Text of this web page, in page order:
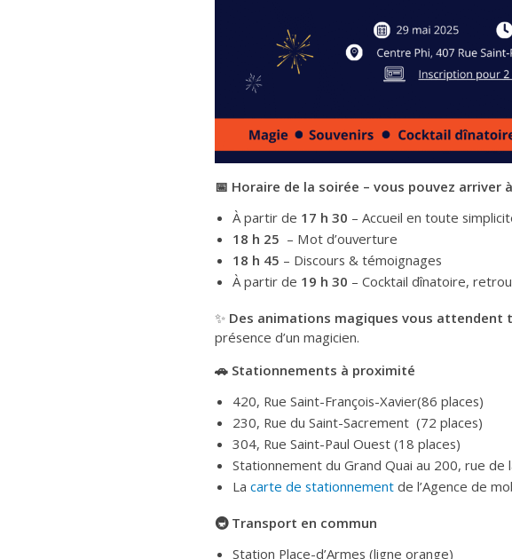
📅 Horaire de la soirée – vous pouvez arriver
À partir de 17 h 30 – Accueil en toute
18 h 25 – Mot d’ouverture
18 h 45 – Discours & témoignages
À partir de 19 h 30 – Cocktail dînatoire,
✨ Des animations magiques vous attendent
présence d’un magicien.
🚗 Stationnements à proximité
420, Rue Saint-François-Xavier(86 places)
230, Rue du Saint-Sacrement (72 places)
304, Rue Saint-Paul Ouest (18 places)
Stationnement du Grand Quai au 200, rue de
La carte de stationnement de l’Agence de
🚇 Transport en commun
Station Place-d’Armes (ligne orange)